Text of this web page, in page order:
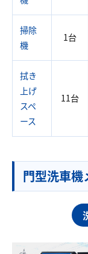
掃除
機
1台
拭き
上げ
スペ
ース
11台
門型洗車機